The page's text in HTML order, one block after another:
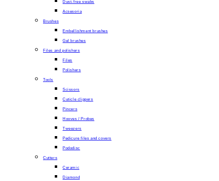
Dust-free swabs
Acsesoria
Brushes
Embellishment brushes
Gel brushes
Files and polishers
Files
Polishers
Tools
Scissors
Cuticle clippers
Pincers
Hooves / Probes
Tweezers
Pedicure files and covers
Pododisc
Cutters
Ceramic
Diamond